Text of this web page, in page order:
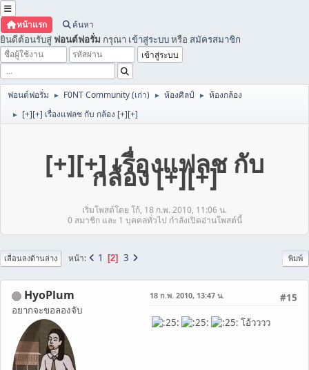
หน้าแรก ค้นหา
ยินดีต้อนรับสู่ ฟอนต์ฟอรั่ม กรุณา เข้าสู่ระบบหรือ สมัครสมาชิก
ฟอนต์ฟอรั่ม ► F0NT Community (เก่า) ► ห้องศิลป์ ► ห้องกล้อง
► [+][+] เรื่องแฟลช กับ กล้อง [+][+]
[+][+] เรื่องแฟลช กับ
กล้อง [+][+]
เริ่มโพสต์โดย โก้, 18 ก.พ. 2010, 11:06 น.
0 สมาชิก และ 1 บุคคลทั่วไป กำลังเปิดอ่านโพสต์นี้
พิมพ์
เลื่อนลงด้านล่าง หน้า 1 2 3
HyoPlum
อยากจะขอลองจับ
#15
18 ก.พ. 2010, 13:47 น.
โอ้วววว